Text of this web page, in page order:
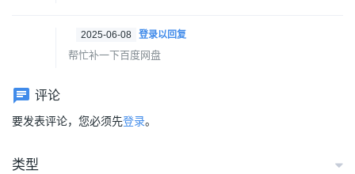
2025-06-08 登录以回复
帮忙补一下百度网盘
评论
要发表评论，您必须先登录。
类型